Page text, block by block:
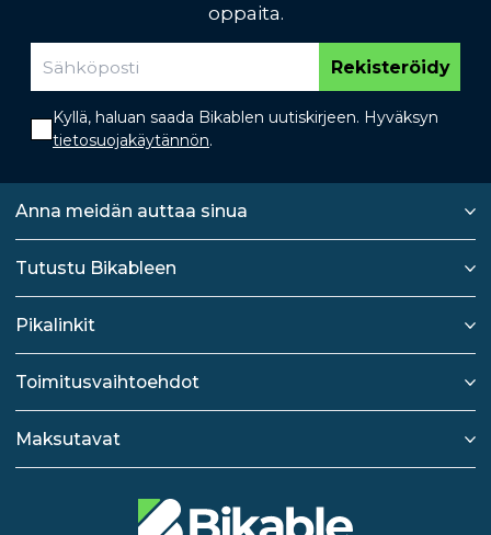
oppaita.
Rekisteröidy
Kyllä, haluan saada Bikablen uutiskirjeen. Hyväksyn
tietosuojakäytännön.
Anna meidän auttaa sinua
Tutustu Bikableen
Pikalinkit
Toimitusvaihtoehdot
Maksutavat